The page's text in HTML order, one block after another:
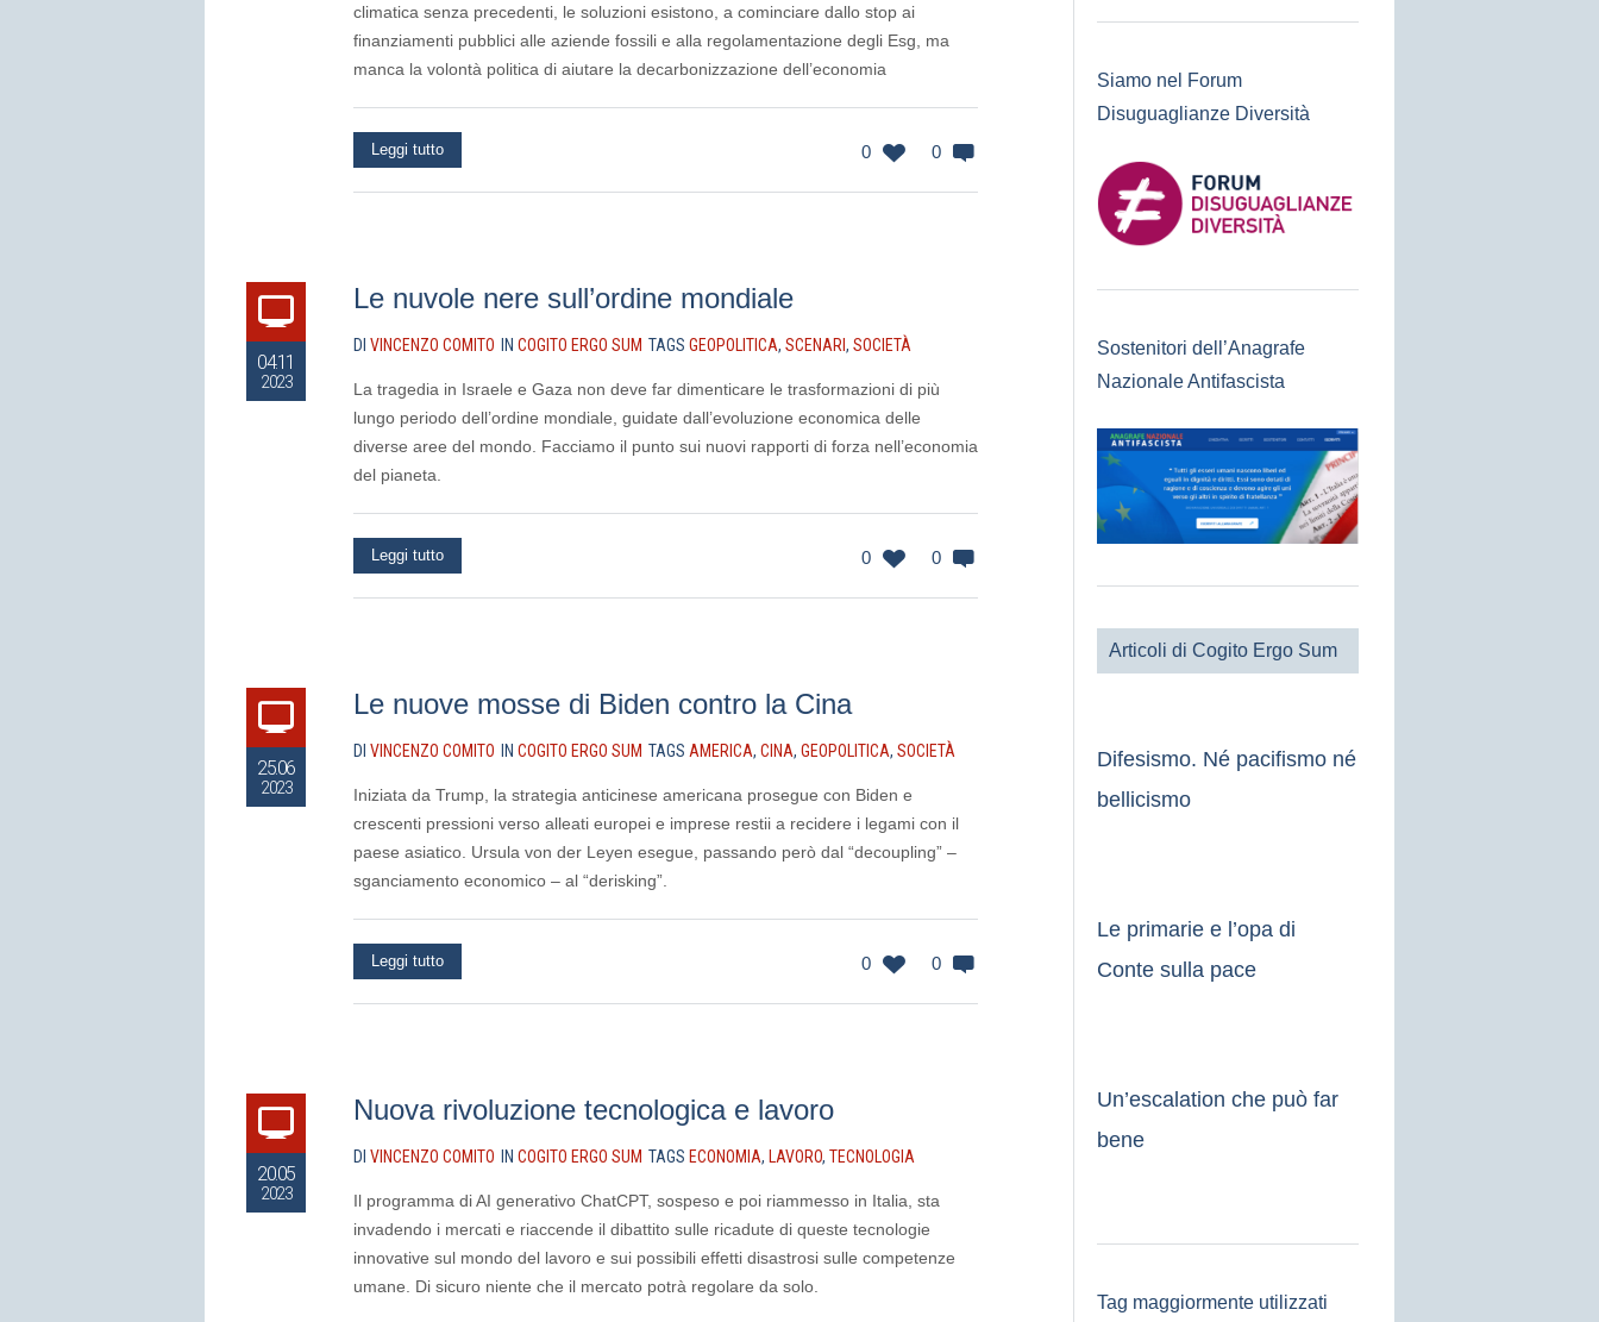
climatica senza precedenti, le soluzioni esistono, a cominciare dallo stop ai
finanziamenti pubblici alle aziende fossili e alla regolamentazione degli Esg, ma
manca la volontà politica di aiutare la decarbonizzazione dell’economia
0 0
Leggi tutto
04.11
2023
Le nuvole nere sull’ordine mondiale
DI VINCENZO COMITO IN COGITO ERGO SUM TAGS GEOPOLITICA, SCENARI , SOCIETÀ
La tragedia in Israele e Gaza non deve far dimenticare le trasformazioni di più
lungo periodo dell’ordine mondiale, guidate dall’evoluzione economica delle
diverse aree del mondo. Facciamo il punto sui nuovi rapporti di forza nell’economia
del pianeta.
0 0
Leggi tutto
25.06
2023
Le nuove mosse di Biden contro la Cina
DI VINCENZO COMITO IN COGITO ERGO SUM TAGS AMERICA, CINA, GEOPOLITICA, SOCIETÀ
Iniziata da Trump, la strategia anticinese americana prosegue con Biden e
crescenti pressioni verso alleati europei e imprese restii a recidere i legami con il
paese asiatico. Ursula von der Leyen esegue, passando però dal “decoupling” –
sganciamento economico – al “derisking”.
0 0
Leggi tutto
20.05
2023
Nuova rivoluzione tecnologica e lavoro
DI VINCENZO COMITO IN COGITO ERGO SUM TAGS ECONOMIA, LAVORO, TECNOLOGIA
Il programma di AI generativo ChatCPT, sospeso e poi riammesso in Italia, sta
invadendo i mercati e riaccende il dibattito sulle ricadute di queste tecnologie
innovative sul mondo del lavoro e sui possibili effetti disastrosi sulle competenze
umane. Di sicuro niente che il mercato potrà regolare da solo.
Siamo nel Forum
Disuguaglianze Diversità
Sostenitori dell’Anagrafe
Nazionale Antifascista
Articoli di Cogito Ergo Sum
Difesismo. Né pacifismo né
bellicismo
Le primarie e l’opa di
Conte sulla pace
Un’escalation che può far
bene
Tag maggiormente utilizzati